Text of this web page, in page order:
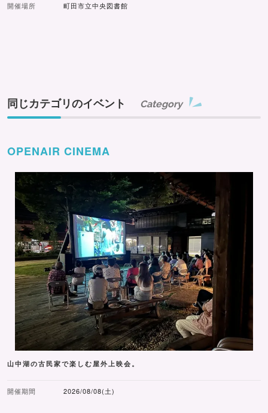
開催場所 町田市立中央図書館
同じカテゴリのイベント Category
OPENAIR CINEMA
山中湖の古民家で楽しむ屋外上映会。
開催期間 2026/08/08(土)